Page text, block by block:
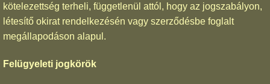
kötelezettség terheli, függetlenül attól, hogy az jogszabályon,
létesítő okirat rendelkezésén vagy szerződésbe foglalt
megállapodáson alapul.
Felügyeleti jogkörök